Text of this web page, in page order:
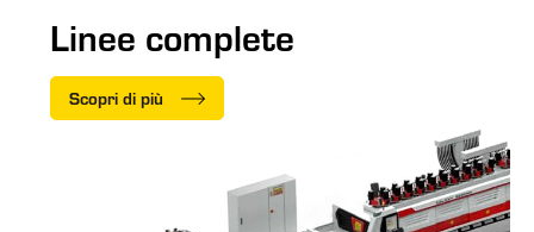
Linee complete
Scopri di più